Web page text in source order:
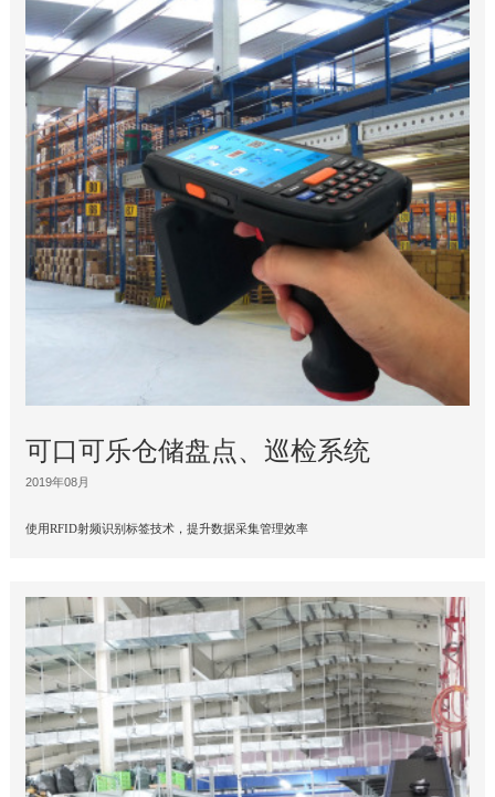
可口可乐仓储盘点、巡检系统
2019年08月
使用RFID射频识别标签技术，提升数据采集管理效率